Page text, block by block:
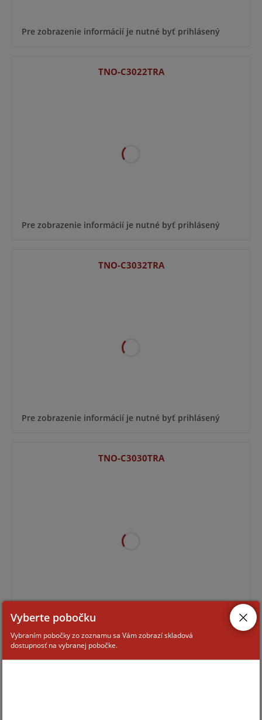
Pre zobrazenie informácií je nutné byť prihlásený
TNO-C3022TRA
Pre zobrazenie informácií je nutné byť prihlásený
TNO-C3032TRA
Pre zobrazenie informácií je nutné byť prihlásený
TNO-C3030TRA
Pre zobrazenie informácií je nutné byť prihlásený
TNO-C3020TRA
Vyberte pobočku
Vybraním pobočky zo zoznamu sa Vám zobrazí skladová
dostupnosť na vybranej pobočke.